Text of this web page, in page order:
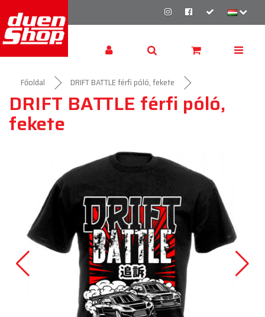
Főoldal DRIFT BATTLE férfi póló, fekete
DRIFT BATTLE férfi póló,
fekete